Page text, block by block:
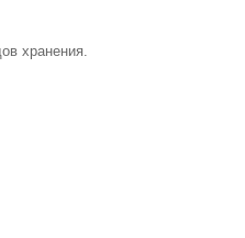
хранения.